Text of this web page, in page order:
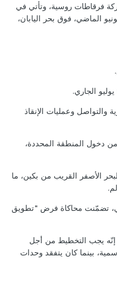
فرقاطات روسية، وتأتي في
جوية مشتركة للبلدين في 6 يونيو الماضي، فوق بحر اليابان،
وعمليات الإنقاذ
دخول المنطقة المحددة،
الأصفر القريب من بكين، ما
تضمّنت محاكاة فرض "تطويق
إنّه يجب التخطيط من أجل
بينما كان يتفقد وحدات